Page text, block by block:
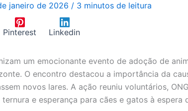
janeiro de 2026 / 3 minutos de leitura
Pinterest Linkedin
um emocionante evento de adoção de
O encontro destacou a importância da
novos lares. A ação reuniu voluntários,
e esperança para cães e gatos à espera